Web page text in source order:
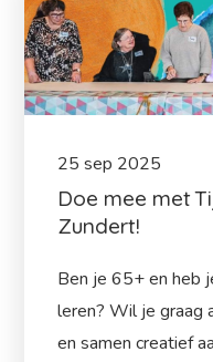
25 sep 2025
Doe mee met
Zundert!
Ben je 65+ en heb
leren? Wil je graag
en samen creatief